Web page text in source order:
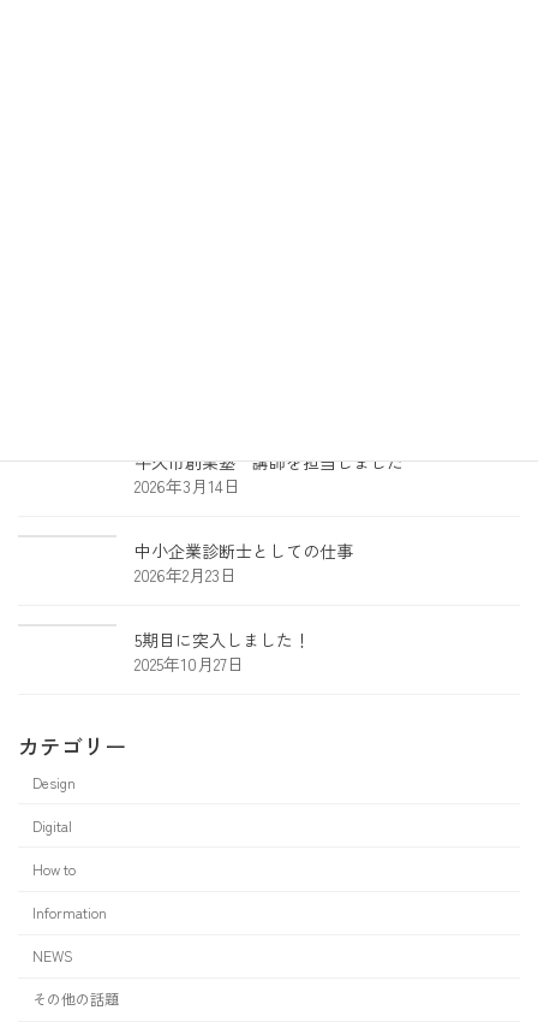
牛久市創業塾 講師を担当しました
2026年3月14日
中小企業診断士としての仕事
2026年2月23日
5期目に突入しました！
2025年10月27日
カテゴリー
Design
Digital
How to
Information
NEWS
その他の話題